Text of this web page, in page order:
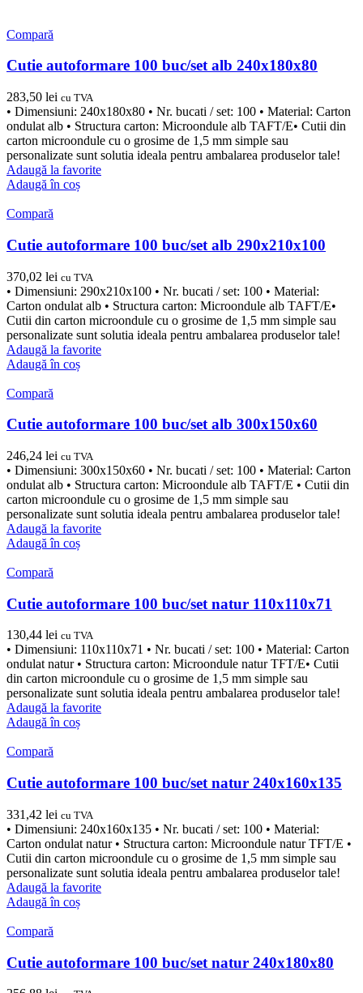
Compară
Cutie autoformare 100 buc/set alb 240x180x80
283,50 lei cu TVA
• Dimensiuni: 240x180x80 • Nr. bucati / set: 100 • Material: Carton
ondulat alb • Structura carton: Microondule alb TAFT/E• Cutii din
carton microondule cu o grosime de 1,5 mm simple sau
personalizate sunt solutia ideala pentru ambalarea produselor tale!
Adaugă la favorite
Adaugă în coș
Compară
Cutie autoformare 100 buc/set alb 290x210x100
370,02 lei cu TVA
• Dimensiuni: 290x210x100 • Nr. bucati / set: 100 • Material:
Carton ondulat alb • Structura carton: Microondule alb TAFT/E•
Cutii din carton microondule cu o grosime de 1,5 mm simple sau
personalizate sunt solutia ideala pentru ambalarea produselor tale!
Adaugă la favorite
Adaugă în coș
Compară
Cutie autoformare 100 buc/set alb 300x150x60
246,24 lei cu TVA
• Dimensiuni: 300x150x60 • Nr. bucati / set: 100 • Material: Carton
ondulat alb • Structura carton: Microondule alb TAFT/E • Cutii din
carton microondule cu o grosime de 1,5 mm simple sau
personalizate sunt solutia ideala pentru ambalarea produselor tale!
Adaugă la favorite
Adaugă în coș
Compară
Cutie autoformare 100 buc/set natur 110x110x71
130,44 lei cu TVA
• Dimensiuni: 110x110x71 • Nr. bucati / set: 100 • Material: Carton
ondulat natur • Structura carton: Microondule natur TFT/E• Cutii
din carton microondule cu o grosime de 1,5 mm simple sau
personalizate sunt solutia ideala pentru ambalarea produselor tale!
Adaugă la favorite
Adaugă în coș
Compară
Cutie autoformare 100 buc/set natur 240x160x135
331,42 lei cu TVA
• Dimensiuni: 240x160x135 • Nr. bucati / set: 100 • Material:
Carton ondulat natur • Structura carton: Microondule natur TFT/E •
Cutii din carton microondule cu o grosime de 1,5 mm simple sau
personalizate sunt solutia ideala pentru ambalarea produselor tale!
Adaugă la favorite
Adaugă în coș
Compară
Cutie autoformare 100 buc/set natur 240x180x80